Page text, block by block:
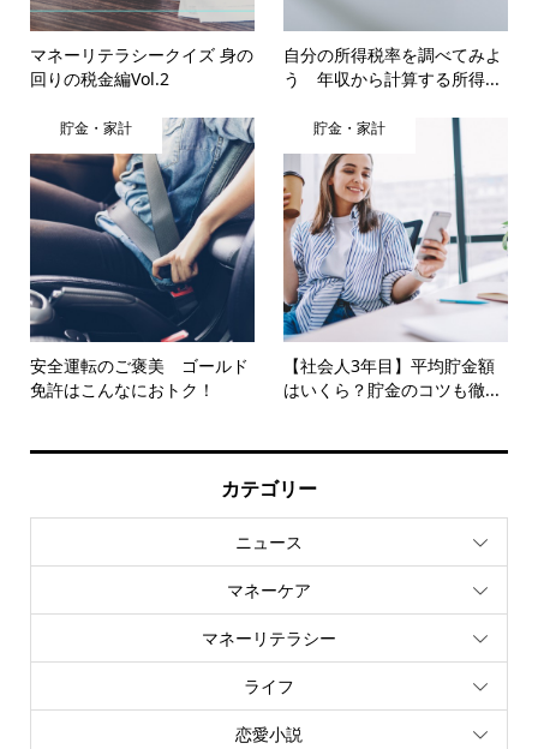
マネーリテラシークイズ 身の
回りの税金編Vol.2
自分の所得税率を調べてみよ
う 年収から計算する所得...
貯金・家計
安全運転のご褒美 ゴールド
免許はこんなにおトク！
貯金・家計
【社会人3年目】平均貯金額
はいくら？貯金のコツも徹...
カテゴリー
ニュース
マネーケア
マネーリテラシー
ライフ
恋愛小説